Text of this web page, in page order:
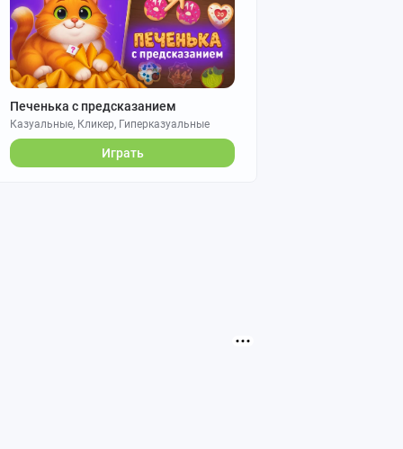
Печенька с предсказанием
Казуальные, Кликер, Гиперказуальные
Играть